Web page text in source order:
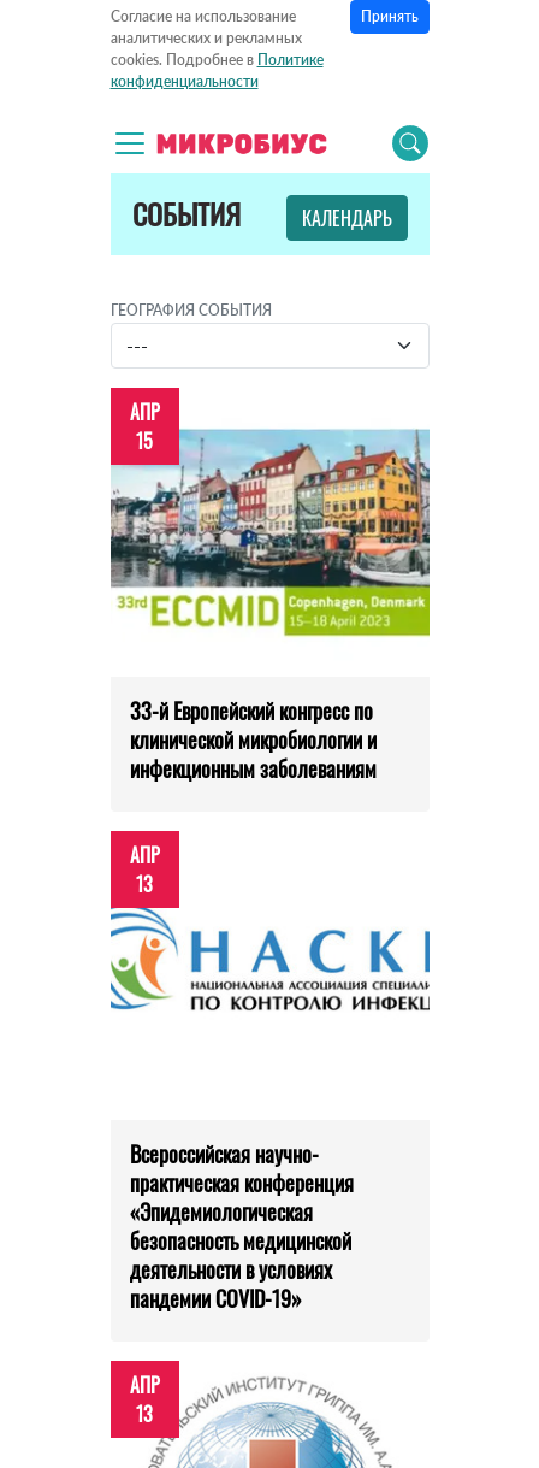
Согласие на использование
аналитических и рекламных
cookies. Подробнее в Политике
конфиденциальности
Принять
СОБЫТИЯ КАЛЕНДАРЬ
ГЕОГРАФИЯ СОБЫТИЯ
АПР
15
33-й Европейский конгресс по
клинической микробиологии и
инфекционным заболеваниям
АПР
13
Всероссийская научно-
практическая конференция
«Эпидемиологическая
безопасность медицинской
деятельности в условиях
пандемии COVID-19»
АПР
13